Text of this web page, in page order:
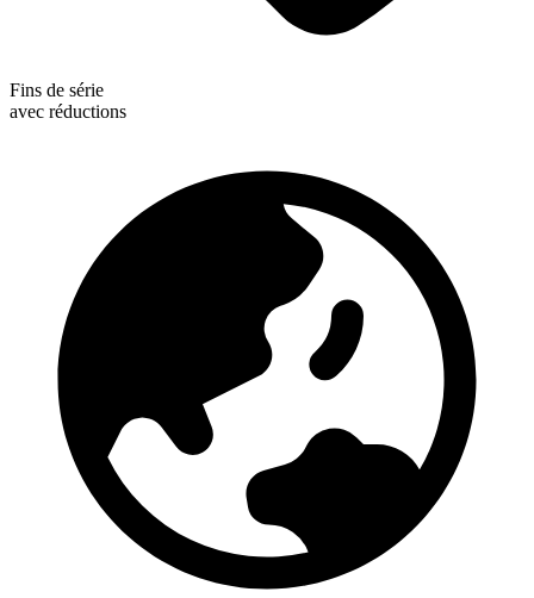
Fins de série
avec réductions